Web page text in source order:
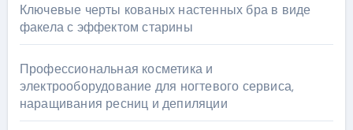
Ключевые черты кованых настенных бра в виде
факела с эффектом старины
Профессиональная косметика и
электрооборудование для ногтевого сервиса,
наращивания ресниц и депиляции